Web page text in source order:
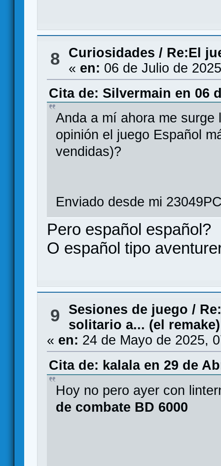
8 Curiosidades / Re:El
« en: 06 de Julio de
Cita de: Silvermain en 06
Anda a mí ahora me
opinión el juego Español
vendidas)?
Enviado desde mi
Pero español español?
O español tipo
9 Sesiones de juego /
solitario a... (el remake)
« en: 24 de Mayo de 2025,
Cita de: kalala en 29 de
Hoy no pero ayer con
de combate BD 6000